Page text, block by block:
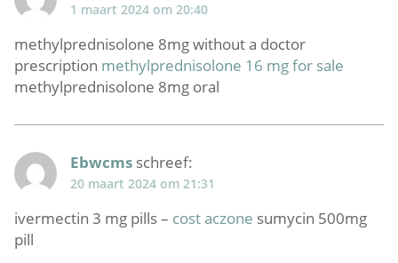
1 maart 2024 om 20:40
methylprednisolone 8mg without a doctor
prescription methylprednisolone 16 mg for sale
methylprednisolone 8mg oral
Ebwcms schreef:
20 maart 2024 om 21:31
ivermectin 3 mg pills – cost aczone sumycin 500mg
pill